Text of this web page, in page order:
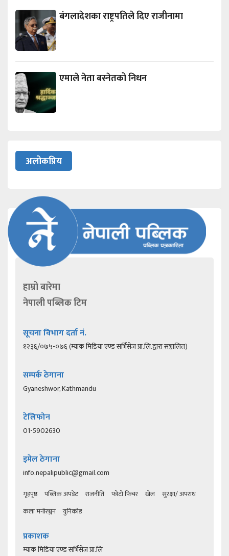
बंगलादेशका राष्ट्रपतिले दिए राजीनामा
एमाले नेता बस्नेतको निधन
अलोकप्रिय
हाम्रो बारेमा
नेपाली पब्लिक टिम
सूचना विभाग दर्ता नं.
१२३६/०७५-०७६ (म्याक मिडिया एण्ड सर्भिसेज प्रा.लि.द्वारा सञ्चालित)
सम्पर्क ठेगाना
Gyaneshwor, Kathmandu
टेलिफोन
01-5902630
इमेल ठेगाना
info.nepalipublic@gmail.com
गृहपृष्ठ पब्लिक अपडेट राजनीति फोटो फिचर खेल
सुरक्षा/ अपराध
कला मनोरञ्जन
युनिकोड
प्रकाशक
म्याक मिडिया एण्ड सर्भिसेज प्रा.लि